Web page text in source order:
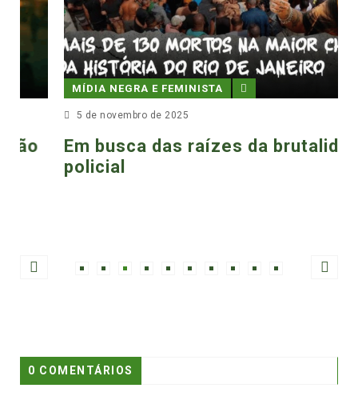
MÍDIA NEGRA E FEMINISTA
5 de novembro de 2025
Em busca das raízes da brutalidade
policial
0 COMENTÁRIOS